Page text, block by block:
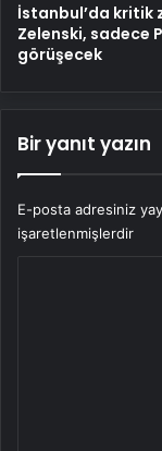
İstanbul’da kritik
Zelenski, sadece
görüşecek
Bir yanıt yazın
E-posta adresiniz
işaretlenmişlerdir